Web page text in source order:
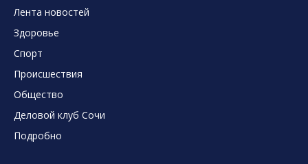
Лента новостей
Здоровье
Спорт
Происшествия
Общество
Деловой клуб Сочи
Подробно